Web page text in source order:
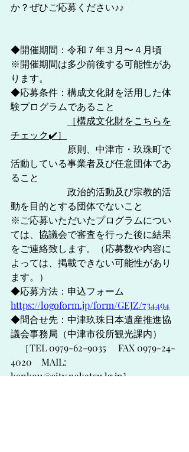
か？ぜひご応募ください♪♪
◆開催期間：令和７年３月〜４月頃
※開催期間は多少前後する可能性があ
ります。
◆応募条件：構成文化財を活用した体
験プログラムであること
［構成文化財をこちらを
チェック✔️］
原則、中津市・玖珠町で
活動している事業者及び任意団体であ
ること
政治的活動及び宗教的活
動を目的とする団体でないこと
※ご応募いただいたプログラムについ
ては、協議会で審査を行った後に結果
をご連絡致します。（応募数や内容に
よっては、掲載できない可能性があり
ます。）
◆応募方法：申込フォーム
https://logoform.jp/form/GEJZ/734494
◆問合せ先：中津玖珠日本遺産推進協
議会事務局（中津市役所観光課内）
［TEL 0979-62-9035 　FAX 0979-24-
4020　MAIL:
kankou@city.nakatsu.lg.jp］